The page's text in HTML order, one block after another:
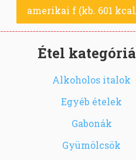
amerikai f (kb. 601
Étel
Alkoholos italok
Egyéb ételek
Gabonák
Gyümölcsök